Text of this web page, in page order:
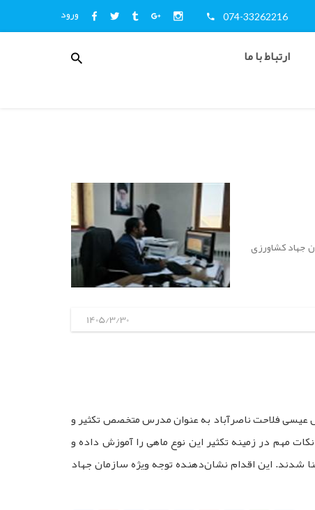
ورود 074-33262216
منوی
کاربری
ارتباط با ما
جهاد کشاورزی
1405/3/30
عیسی فلاحت ناصرآباد به عنوان مدرس متخصص تکثیر و
مهم در زمینه تکثیر این نوع ماهی را آموزش داده و
شدند. این اقدام نشان‌دهنده توجه ویژه سازمان جهاد